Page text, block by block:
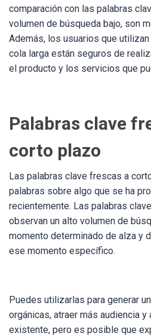
comparación con las palabras
volumen de búsqueda bajo, son
Además, los usuarios que
cola larga están seguros de
el producto y los servicios que
Palabras clave
corto plazo
Las palabras clave frescas a
palabras sobre algo que se ha
recientemente. Las palabras
observan un alto volumen de
momento determinado de alza y
ese momento específico.
Puedes utilizarlas para generar
orgánicas, atraer más audiencia y
existente, pero es posible que